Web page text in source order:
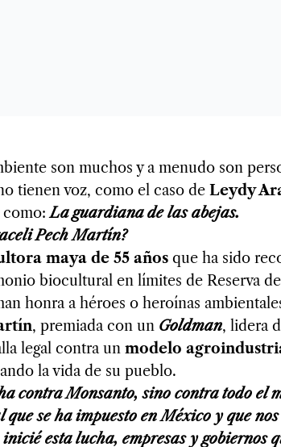
son muchos y a menudo son
tienen voz, como el caso de Leydy
como:La guardiana de las abejas.
Pech Martín?
maya de 55 años que ha sido
biocultural en límites de Reserva
honra a héroes o heroínas
, premiada con un Goldman, lidera
legal contra un modelo
la vida de su pueblo.
contra Monsanto, sino contra todo el
se ha impuesto en México y que nos
esta lucha, empresas y gobiernos